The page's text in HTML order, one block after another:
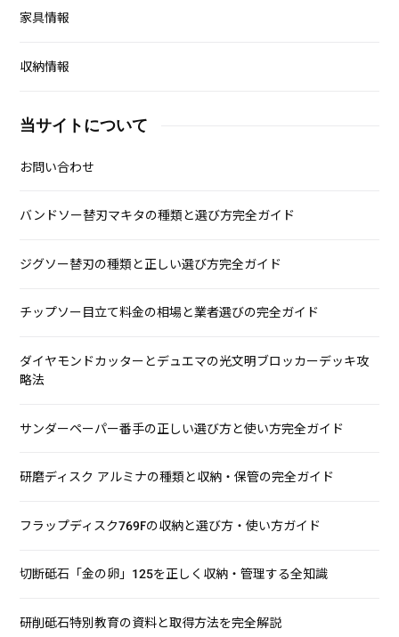
家具情報
収納情報
当サイトについて
お問い合わせ
バンドソー替刃マキタの種類と選び方完全ガイド
ジグソー替刃の種類と正しい選び方完全ガイド
チップソー目立て料金の相場と業者選びの完全ガイド
ダイヤモンドカッターとデュエマの光文明ブロッカーデッキ攻
略法
サンダーペーパー番手の正しい選び方と使い方完全ガイド
研磨ディスク アルミナの種類と収納・保管の完全ガイド
フラップディスク769Fの収納と選び方・使い方ガイド
切断砥石「金の卵」125を正しく収納・管理する全知識
研削砥石特別教育の資料と取得方法を完全解説